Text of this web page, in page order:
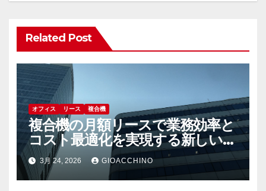
ン
Related Post
オフィス リース 複合機
複合機の月額リースで業務効率と
コスト最適化を実現する新しい選
択肢
3月 24, 2026 GIOACCHINO